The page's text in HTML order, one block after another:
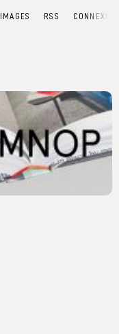
IMAGES RSS CONNEXION